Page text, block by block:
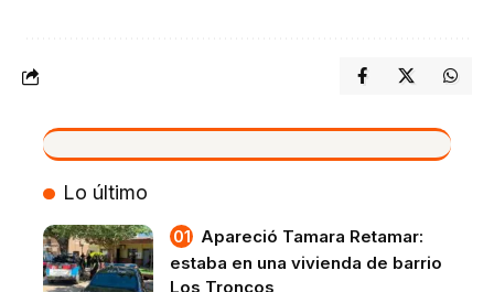
VIVO
Lo último
Apareció Tamara Retamar:
estaba en una vivienda de barrio
Los Troncos